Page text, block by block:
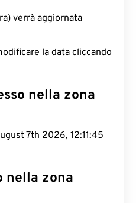
verrà aggiornata
la data cliccando
nella zona
7th 2026, 12:11:45
nella zona